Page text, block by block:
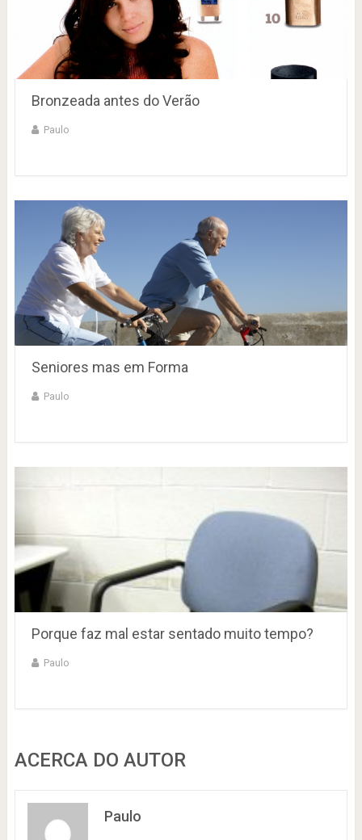
Bronzeada antes do Verão
Paulo
Seniores mas em Forma
Paulo
Porque faz mal estar sentado muito tempo?
Paulo
ACERCA DO AUTOR
Paulo